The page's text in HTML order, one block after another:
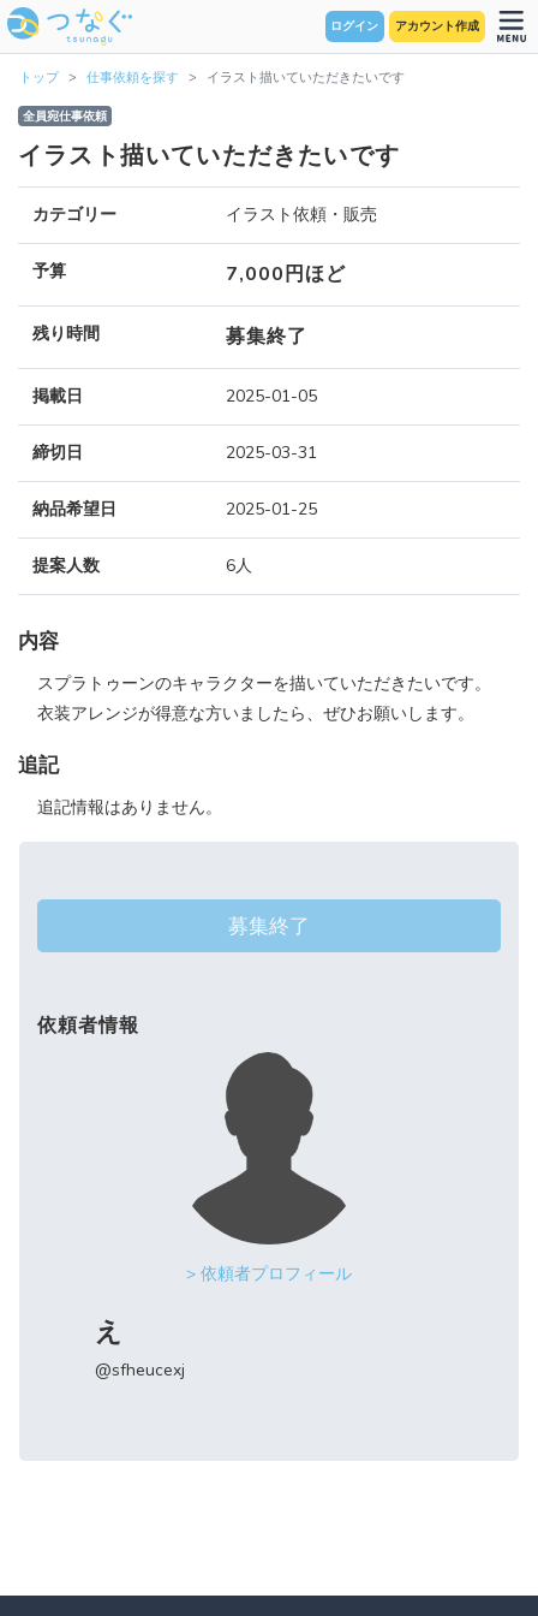
ログイン アカウント作成
トップ 仕事依頼を探す イラスト描いていただきたいです
全員宛仕事依頼
イラスト描いていただきたいです
カテゴリー イラスト依頼・販売
予算 7,000円ほど
残り時間 募集終了
掲載日 2025-01-05
締切日 2025-03-31
納品希望日 2025-01-25
提案人数 6人
内容
スプラトゥーンのキャラクターを描いていただきたいです。
衣装アレンジが得意な方いましたら、ぜひお願いします。
追記
追記情報はありません。
募集終了
依頼者情報
> 依頼者プロフィール
え
@sfheucexj